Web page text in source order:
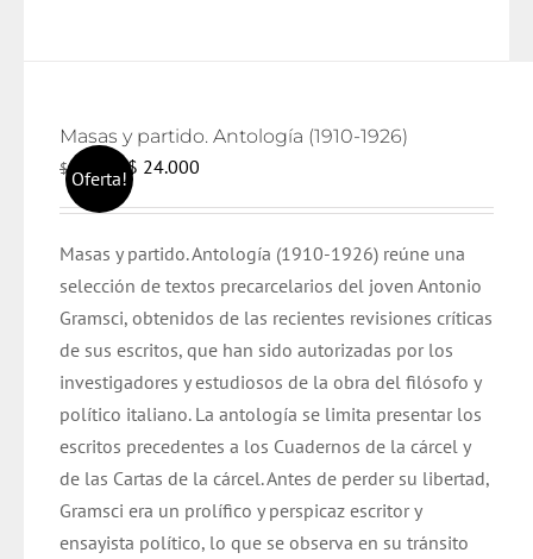
Oferta!
Masas y partido. Antología (1910-1926)
$25.000
El
precio
era:
$ 25.000.
$ 24.000
es:
$ 24.000.
Masas y partido. Antología (1910-1926) reúne una
selección de textos precarcelarios del joven Antonio
Gramsci, obtenidos de las recientes revisiones críticas
de sus escritos, que han sido autorizadas por los
investigadores y estudiosos de la obra del filósofo y
político italiano. La antología se limita presentar los
escritos precedentes a los Cuadernos de la cárcel y
de las Cartas de la cárcel. Antes de perder su libertad,
Gramsci era un prolífico y perspicaz escritor y
ensayista político, lo que se observa en su tránsito